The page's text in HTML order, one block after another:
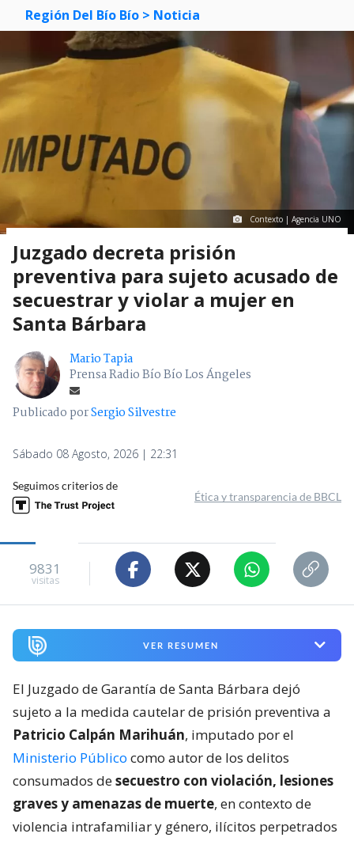
Región Del Bío Bío > Noticia
Contexto | Agencia UNO
Juzgado decreta prisión
preventiva para sujeto acusado de
secuestrar y violar a mujer en
Santa Bárbara
Mario Tapia
Prensa Radio Bío Bío Los Ángeles
Publicado porSergio Silvestre
Sábado 08 Agosto, 2026 | 22:31
Seguimos criterios de
Ética y transparencia de BBCL
9831
visitas
VER RESUMEN
El Juzgado de Garantía de Santa Bárbara dejó
sujeto a la medida cautelar de prisión preventiva a
Patricio Calpán Marihuán, imputado por el
Ministerio Público como autor de los delitos
consumados desecuestro con violación, lesiones
graves y amenazas de muerte, en contexto de
violencia intrafamiliar y género, ilícitos perpetrados